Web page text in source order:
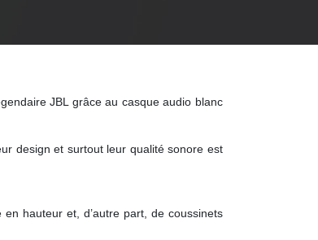
JBL grâce au casque audio blanc
design et surtout leur qualité sonore est
hauteur et, d’autre part, de coussinets